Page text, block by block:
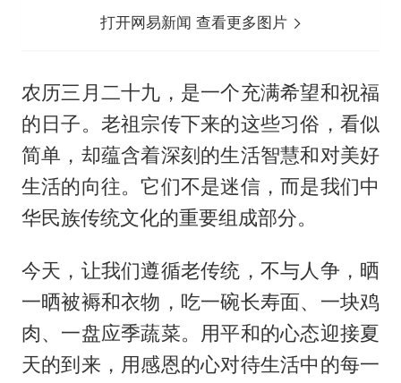
打开网易新闻 查看更多图片
农历三月二十九，是一个充满希望和祝福
的日子。老祖宗传下来的这些习俗，看似
简单，却蕴含着深刻的生活智慧和对美好
生活的向往。它们不是迷信，而是我们中
华民族传统文化的重要组成部分。
今天，让我们遵循老传统，不与人争，晒
一晒被褥和衣物，吃一碗长寿面、一块鸡
肉、一盘应季蔬菜。用平和的心态迎接夏
天的到来，用感恩的心对待生活中的每一